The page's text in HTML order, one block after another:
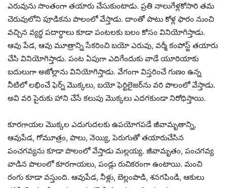
ఎరువును సొంతంగా తయారు చేసుకుంటాడు. ప్రతి నాలుగేళ్లకోసారి తమ
చెరువులోని పూడికను పొలంలో వేస్తాడు. దాంతో పాటు కోళ్ల ఫారం నుంచి
వచ్చిన వ్యర్థ పదార్ధాలు కూడా పంటలకు బలం కోసం వినియోగిస్తాడు.
ఆవు పేడ, ఆవు మూత్రాన్ని సేకరించి బయో ఎరువు, వర్మీ కంపోస్ట్ తయారు
చేసి వినియోగిస్తాడు. పంట ఏపుగా ఎదిగేందుకు వాడే యూరియాకు
బదులుగా అజోల్లాను వినియోగిస్తాడు. వేగంగా విస్తరించే గుణం ఉన్న
నీటిలో లభించే ఫెర్న్‌ మొక్కలు, బయో ఫెర్టిలైజర్‌ను వరి పొలంలో వేస్తాడు.
అవి వరి పైరుకు హాని చేసే కలుపు మొక్కలు ఎదగకుండా నిరోధిస్తాయి.
కూరగాయల మొక్కల ఎదుగుదలకు ఉపయోగపడే జీవామృతాన్ని,
ఆవుపేడ, గోమూత్రం, పాలు, నెయ్యి, పెరుగుతో తయారుచేసిన
పంచగవ్యను కూడా పొలంలో వేస్తాడు మల్లయ్య. జీవామృతం, పంచగవ్య
వాడిన పొలంలో కూరగాయలు, పండ్లు రుచికరంగా ఉంటాయి. మంచి
రంగు కూడా వస్తుంది. ఆవుపేడ, నీళ్లు, బెల్లంపొడి, శనగపిండి, ఆకులు